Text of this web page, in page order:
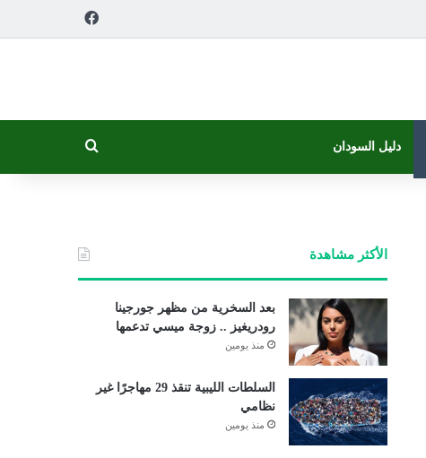
دليل السودان
الأكثر مشاهدة
بعد السخرية من مظهر جورجينا
رودريغيز .. زوجة ميسي تدعمها
منذ يومين
السلطات الليبية تنقذ 29 مهاجرًا غير
نظامي
منذ يومين